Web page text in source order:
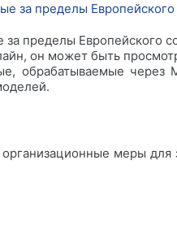
за пределы Европейского
пределы Европейского
он может быть
обрабатываемые
меры